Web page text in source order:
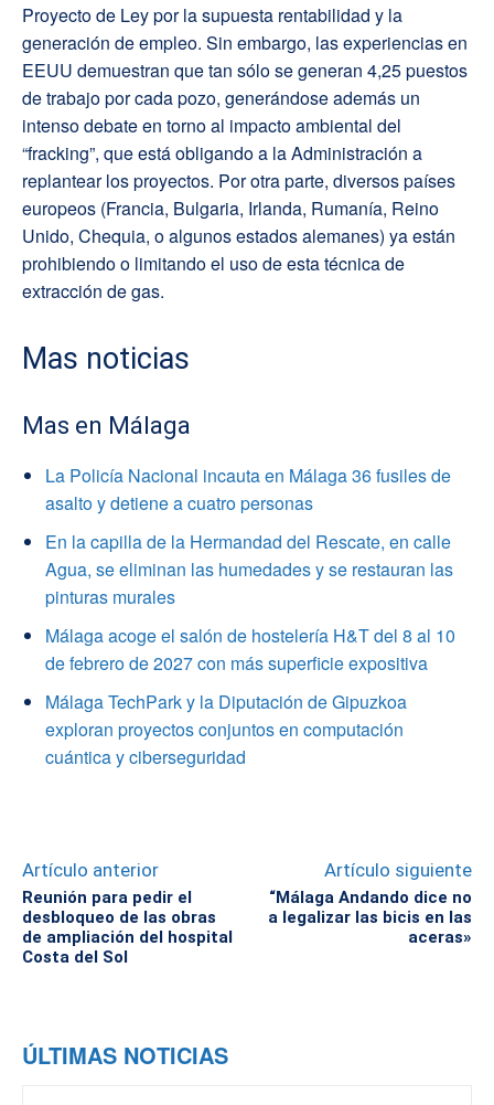
Proyecto de Ley por la supuesta rentabilidad y la
generación de empleo. Sin embargo, las experiencias en
EEUU demuestran que tan sólo se generan 4,25 puestos
de trabajo por cada pozo, generándose además un
intenso debate en torno al impacto ambiental del
“fracking”, que está obligando a la Administración a
replantear los proyectos. Por otra parte, diversos países
europeos (Francia, Bulgaria, Irlanda, Rumanía, Reino
Unido, Chequia, o algunos estados alemanes) ya están
prohibiendo o limitando el uso de esta técnica de
extracción de gas.
Mas noticias
Mas en Málaga
La Policía Nacional incauta en Málaga 36 fusiles de
asalto y detiene a cuatro personas
En la capilla de la Hermandad del Rescate, en calle
Agua, se eliminan las humedades y se restauran las
pinturas murales
Málaga acoge el salón de hostelería H&T del 8 al 10
de febrero de 2027 con más superficie expositiva
Málaga TechPark y la Diputación de Gipuzkoa
exploran proyectos conjuntos en computación
cuántica y ciberseguridad
Artículo anterior
Reunión para pedir el
desbloqueo de las obras
de ampliación del hospital
Costa del Sol
Artículo siguiente
“Málaga Andando dice no
a legalizar las bicis en las
aceras»
ÚLTIMAS NOTICIAS